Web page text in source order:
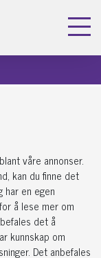
våre annonser.
kan du finne det
en egen
å lese mer om
det å
kunnskap om
Det anbefales